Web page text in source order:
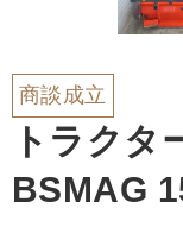
商談成立
トラクタ
BSMAG